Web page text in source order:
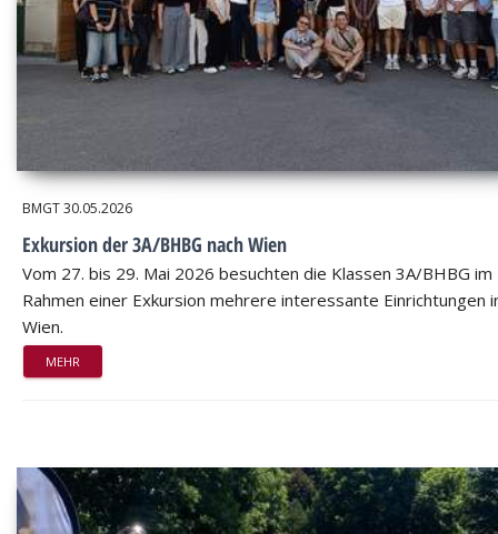
BMGT30.05.2026
Exkursion der 3A/BHBG nach Wien
Vom 27. bis 29. Mai 2026 besuchten die Klassen 3A/BHBG im
Rahmen einer Exkursion mehrere interessante Einrichtungen
Wien.
MEHR